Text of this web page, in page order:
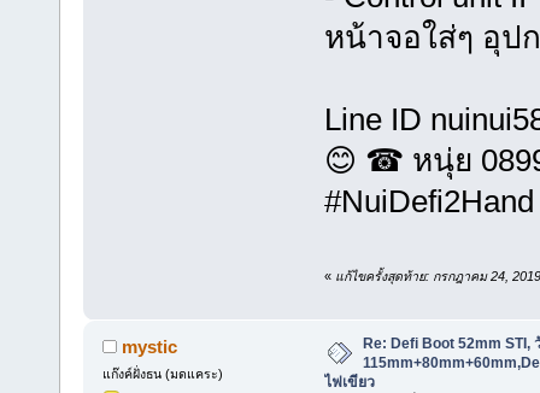
หน้าจอใส่ๆ อุป
Line ID
😊 ☎ หนุ่ย
#NuiDefi2Hand
« แก้ไขครั้งสุดท้าย: กรกฎาคม 24,
mystic
แก๊งค์ฝั่งธน (มดแคระ)
Re: Defi Boot 52mm STI,
ไฟเขียว